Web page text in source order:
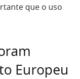
que o uso
Europeu